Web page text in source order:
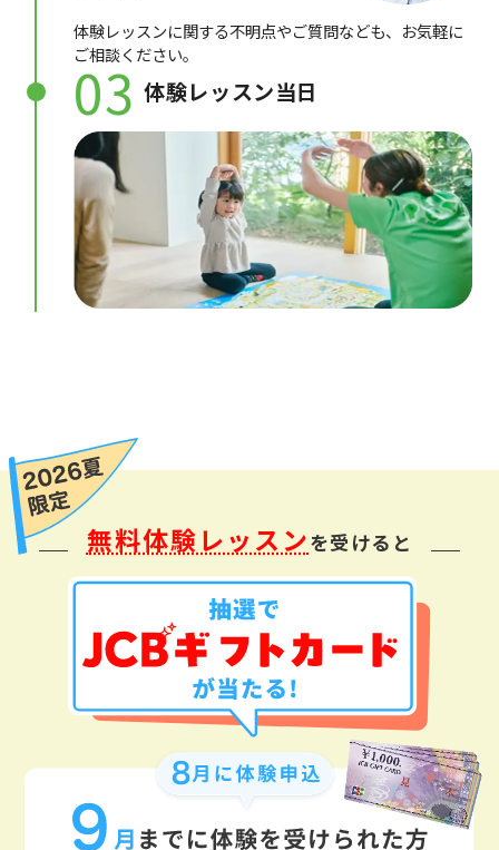
体験レッスンに関する不明点やご質問なども、お気軽に
ご相談ください。
03 体験レッスン当日
無料体験レッスンを受けると